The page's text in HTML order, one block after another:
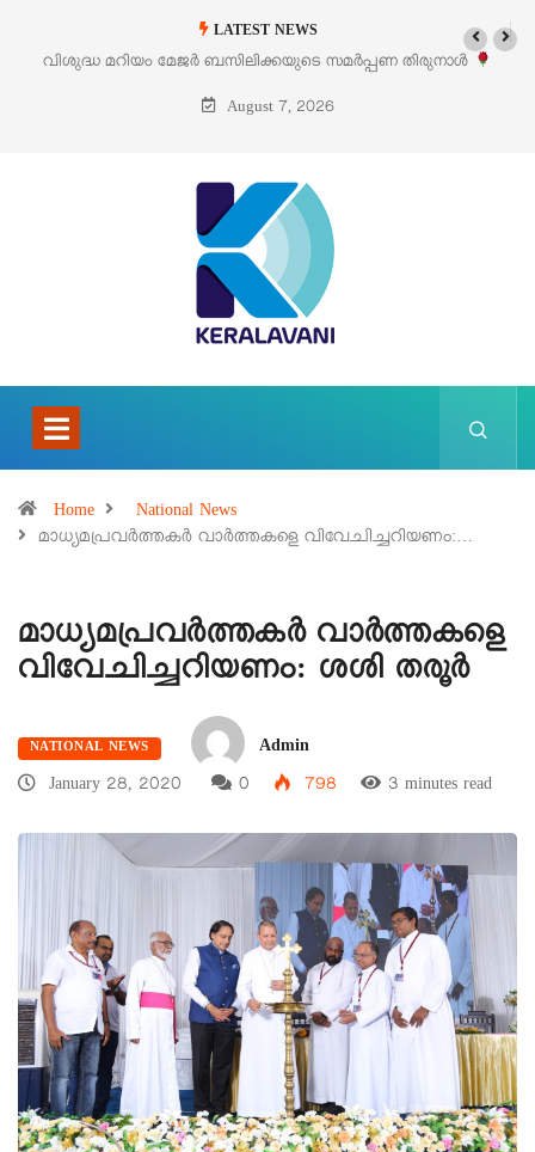
LATEST NEWS
‘പെറ്റൽസ്’ ലൈഫ് സ്റ്റൈൽ എക്സിബിഷനും സെയിലും
പെരുമാനൂരിൽ
August 7, 2026
Home
National News
മാധ്യമപ്രവര്‍ത്തകര്‍ വാര്‍ത്തകളെ വിവേചിച്ചറിയണം:…
മാധ്യമപ്രവര്‍ത്തകര്‍ വാര്‍ത്തകളെ
വിവേചിച്ചറിയണം: ശശി തരൂര്‍
NATIONAL NEWS
Admin
January 28, 2020
0 798 3 minutes read